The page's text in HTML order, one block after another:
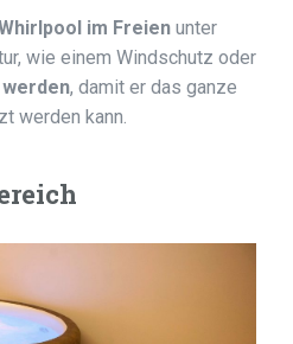
im Freien unter
wie einem Windschutz oder
, damit er das ganze
werden kann.